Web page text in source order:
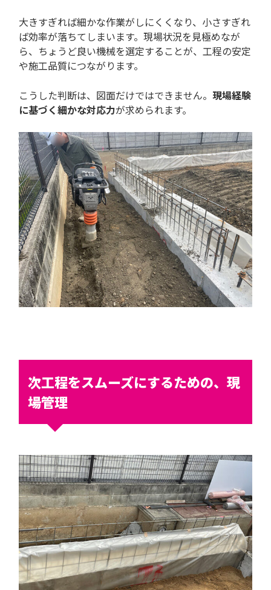
大きすぎれば細かな作業がしにくくなり、小さすぎれ
ば効率が落ちてしまいます。現場状況を見極めなが
ら、ちょうど良い機械を選定することが、工程の安定
や施工品質につながります。
こうした判断は、図面だけではできません。 現場経験
に基づく細かな対応力が求められます。
次工程をスムーズにするための、現
場管理